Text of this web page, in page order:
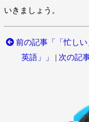
いきましょう。
前の記事「「忙しい
英語」」
| 次の記